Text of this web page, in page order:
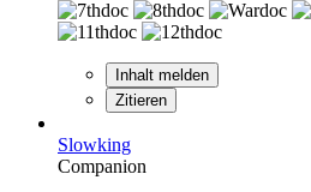
Inhalt melden
Zitieren
Slowking
Companion